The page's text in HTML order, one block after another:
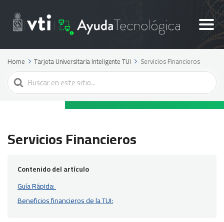
Home Tarjeta Universitaria Inteligente TUI Servicios Financieros
Search
For
Servicios Financieros
Contenido del artículo
Guía Rápida:
Beneficios financieros de la TUI: